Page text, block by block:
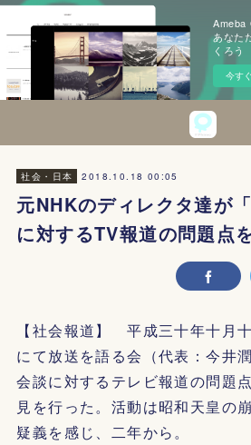
Ameba
あなた
くろう
今す
社会・日本 2018.10.18 00:05
元NHKのディレクタ達が
に対するTV報道の問題点
【社会報道】 平成三十年十月
にて放送を語る会（代表：今井
会談に対するテレビ報道の問題
見を行った。活動は昭和天皇の
疑義を感じ、二年から。